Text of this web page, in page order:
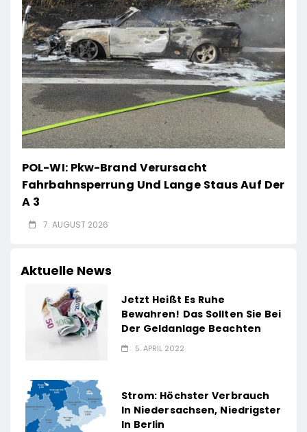
POL-WI: Pkw-Brand Verursacht
Fahrbahnsperrung Und Lange Staus Auf Der
A 3
7. AUGUST 2026
Aktuelle News
Jetzt Heißt Es Ruhe
Bewahren! Das Sollten Sie Bei
Der Geldanlage Beachten
5. APRIL 2022
Strom: Höchster Verbrauch
In Niedersachsen, Niedrigster
In Berlin